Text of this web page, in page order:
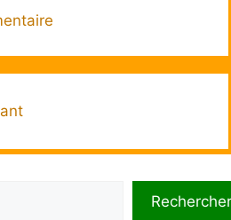
Rechercher